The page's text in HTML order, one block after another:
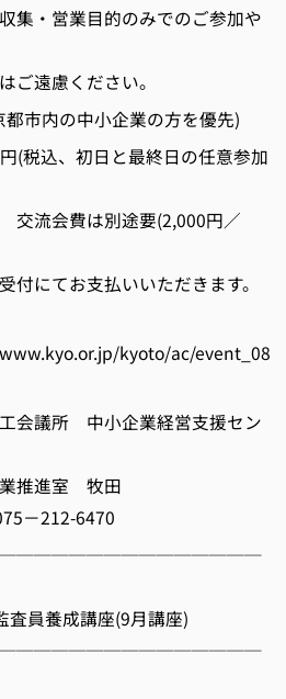
目的のみでのご参加や
ださい。
の中小企業の方を優先)
、初日と最終日の任意参加
途要(2,000円／
支払いいただきます。
kyoto/ac/event_08
所 中小企業経営支援セン
室 牧田
6470
員養成講座(9月講座)